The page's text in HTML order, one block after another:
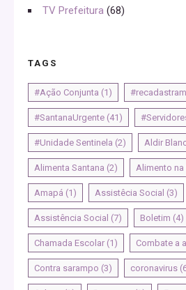
TV Prefeitura (68)
TAGS
#Ação Conjunta (1)
#SantanaUrgente (41)
#Unidade Sentinela (2) Aldir
Alimenta Santana (2) Alimento na
Amapá (1) Assistêcia Social (3)
Assistência Social (7) Boletim (4)
Chamada Escolar (1) Combate a
Contra sarampo (3) coronavirus